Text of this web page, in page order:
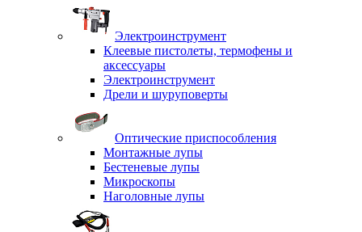
Электроинструмент
Клеевые пистолеты, термофены и
аксессуары
Электроинструмент
Дрели и шуруповерты
Оптические приспособления
Монтажные лупы
Бестеневые лупы
Микроскопы
Наголовные лупы